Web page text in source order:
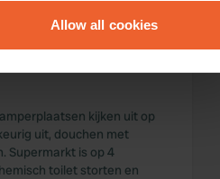
analyse our traffic. We also share
who may combine it with
their services.
Allow all cookies
kijken uit op
uit, douchen met
Supermarkt is op 4
toilet storten en